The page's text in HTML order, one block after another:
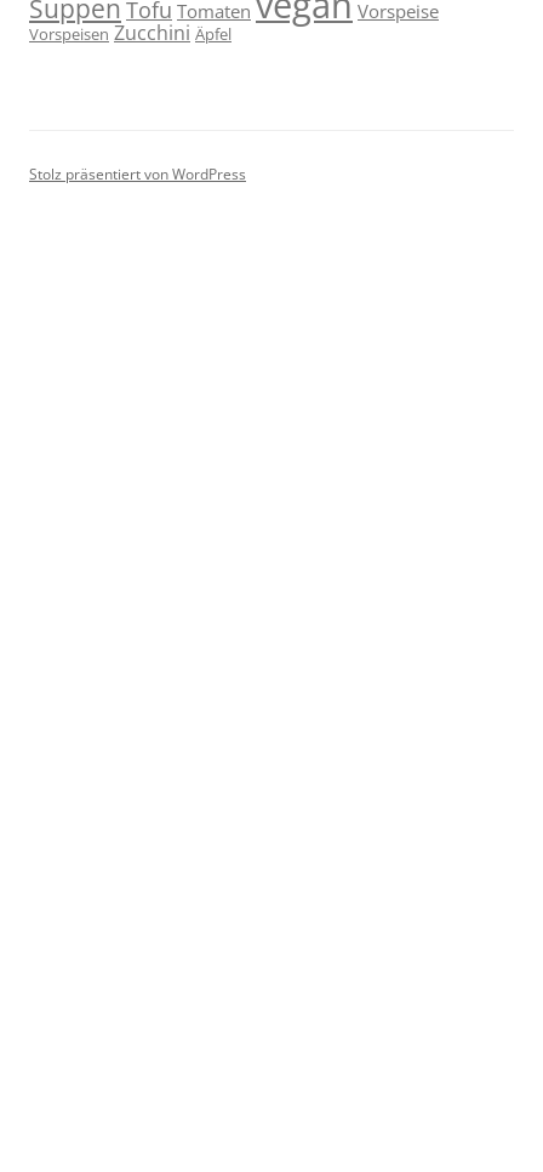
Suppen Tofu Tomaten Vorspeise
Vorspeisen Zucchini Äpfel
Stolz präsentiert von WordPress